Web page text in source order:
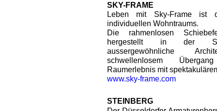
SKY-FRAME
Leben mit Sky-Frame ist
individuellen Wohntraums.
Die rahmenlosen
hergestellt in der
aussergewöhnliche
schwellenlosem
Raumerlebnis mit
www.sky-frame.com
STEINBERG